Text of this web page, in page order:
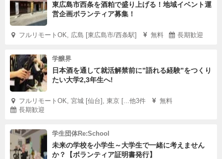
東広島市西条を酒粕で盛り上げる！地域イベント運
営企画ボランティア募集！
フルリモートOK, 広島 [東広島市/西条駅] 無料 長期歓迎
学醸界
日本酒を通して就活解禁前に”語れる経験”をつくり
たい大学2,3年生へ!
フルリモートOK, 宮城 [仙台], 東京 [...他3件
無料
長期歓迎
学生団体Re:School
未来の学校を小学生～大学生で一緒に考えません
か？【ボランティア証明書発行】